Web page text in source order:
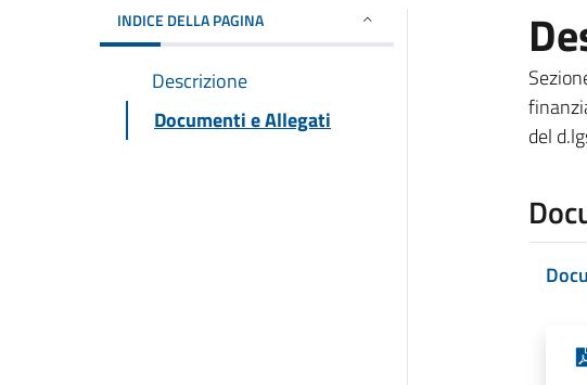
INDICE DELLA PAGINA
Descrizione
Documenti e Allegati
del